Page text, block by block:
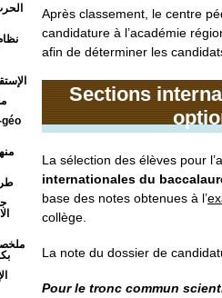
Après classement, le centre
candidature à l’académie
afin de déterminer les
Sections
La sélection des élèves pour
internationales du
base des notes obtenues à l’
collège.
La note du dossier de
Pour le tronc commun